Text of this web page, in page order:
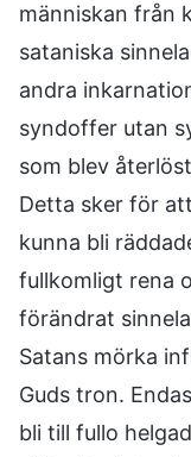
människan från
sataniska
andra
syndoffer utan
som blev
Detta sker för
kunna bli
fullkomligt rena
förändrat
Satans mörka
Guds tron.
bli till fullo